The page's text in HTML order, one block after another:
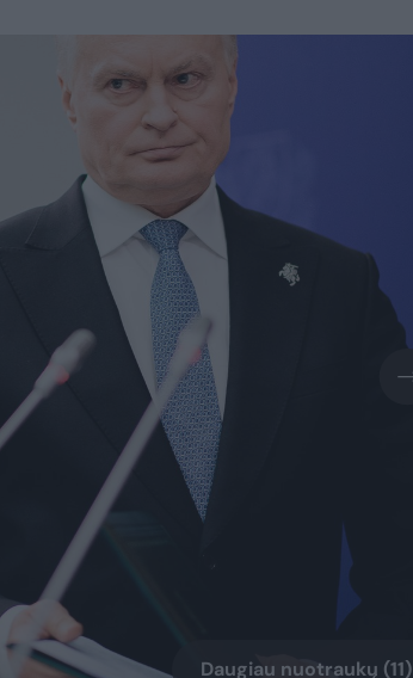
Daugiau nuotraukų (11)